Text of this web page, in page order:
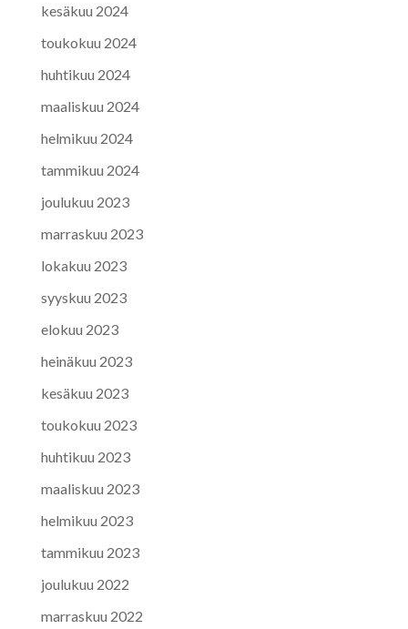
kesäkuu 2024
toukokuu 2024
huhtikuu 2024
maaliskuu 2024
helmikuu 2024
tammikuu 2024
joulukuu 2023
marraskuu 2023
lokakuu 2023
syyskuu 2023
elokuu 2023
heinäkuu 2023
kesäkuu 2023
toukokuu 2023
huhtikuu 2023
maaliskuu 2023
helmikuu 2023
tammikuu 2023
joulukuu 2022
marraskuu 2022